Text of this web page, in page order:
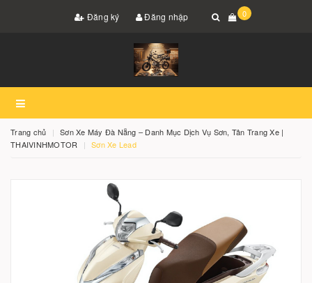
Đăng ký Đăng nhập 0
Trang chủ
Sơn Xe Máy Đà Nẵng – Danh Mục Dịch Vụ Sơn, Tân Trang Xe |
THAIVINHMOTOR
Sơn Xe Lead